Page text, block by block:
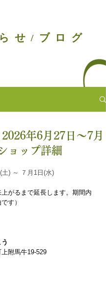
せ / ブログ
2026年6月27日〜7月
ョップ詳細
土) ～ ７月1日(水)
上がるまで延長します。期間内
す）
附馬牛19-529